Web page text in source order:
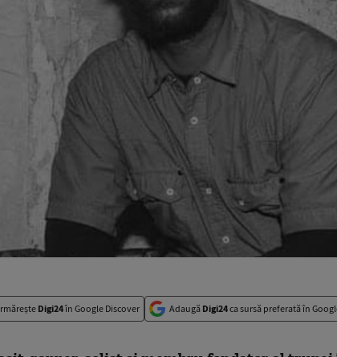
Digi24în Google Discover Adaugă Digi24ca sursă preferată în